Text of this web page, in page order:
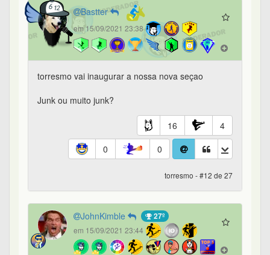
Bastter
em 15/09/2021 23:38
torresmo vai inaugurar a nossa nova seçao
Junk ou muito junk?
16
4
0
0
torresmo - #12 de 27
JohnKimble 27º
em 15/09/2021 23:44